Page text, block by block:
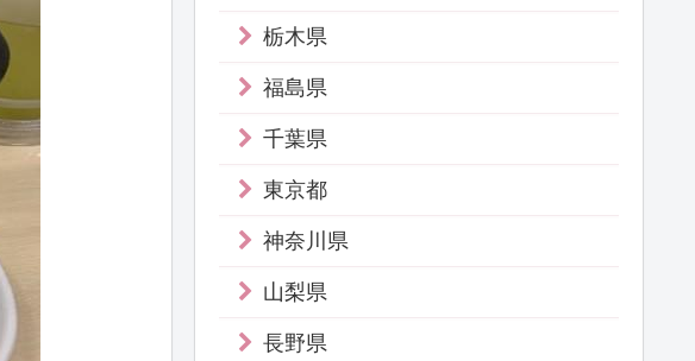
栃木県
福島県
千葉県
東京都
神奈川県
山梨県
長野県